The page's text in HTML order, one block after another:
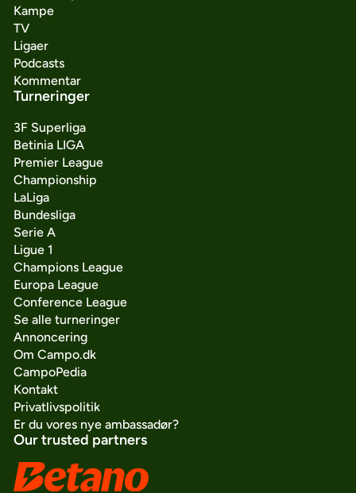
Kampe
TV
Ligaer
Podcasts
Kommentar
Turneringer
3F Superliga
Betinia LIGA
Premier League
Championship
LaLiga
Bundesliga
Serie A
Ligue 1
Champions League
Europa League
Conference League
Se alle turneringer
Annoncering
Om Campo.dk
CampoPedia
Kontakt
Privatlivspolitik
Er du vores nye ambassadør?
Our trusted partners